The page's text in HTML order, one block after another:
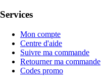
Services
Mon compte
Centre d'aide
Suivre ma commande
Retourner ma commande
Codes promo